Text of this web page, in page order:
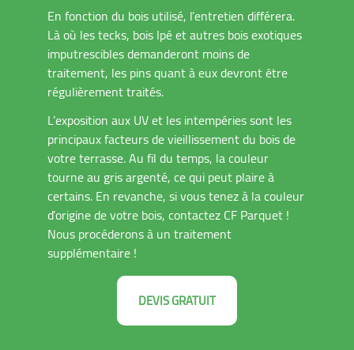
En fonction du bois utilisé, l’entretien différera.
Là où les tecks, bois Ipé et autres bois exotiques
imputrescibles demanderont moins de
traitement, les pins quant à eux devront être
régulièrement traités.
L’exposition aux UV et les intempéries sont les
principaux facteurs de vieillissement du bois de
votre terrasse. Au fil du temps, la couleur
tourne au gris argenté, ce qui peut plaire à
certains. En revanche, si vous tenez à la couleur
d’origine de votre bois, contactez CF Parquet !
Nous procéderons à un traitement
supplémentaire !
DEVIS GRATUIT